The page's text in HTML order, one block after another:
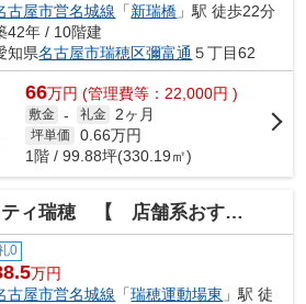
古屋市営名城線 「新瑞橋 」駅 徒歩22分
42年 / 10階建
知県名古屋市瑞穂区彌富通 ５丁目62
66万円 (管理費等：22,000円 )
敷金 - 礼金 2ヶ月
坪単価 0.66万円
1階 / 99.88坪(330.19㎡)
ィ瑞穂 【 店舗系おすすめ 】
0
万円
古屋市営名城線 「瑞穂運動場東 」駅 徒